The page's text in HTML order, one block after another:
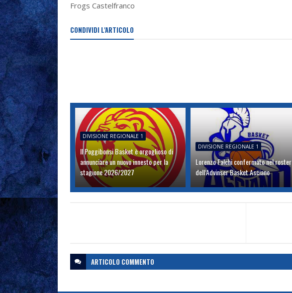
Frogs Castelfranco
CONDIVIDI L'ARTICOLO
DIVISIONE REGIONALE 1
Il Poggibonsi Basket è orgoglioso di
annunciare un nuovo innesto per la
stagione 2026/2027
DIVISIONE REGIONALE 1
Lorenzo Falchi confermato nel roster
dell’Advinser Basket Asciano
ARTICOLO COMMENTO